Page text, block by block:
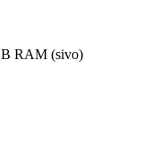
RAM (sivo)